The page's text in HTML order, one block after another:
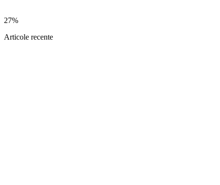
27%
Articole recente